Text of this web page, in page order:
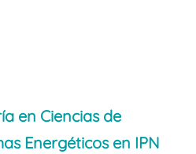
en Ciencias de
Energéticos en IPN